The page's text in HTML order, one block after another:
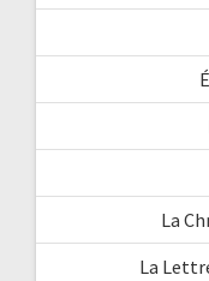
La
La